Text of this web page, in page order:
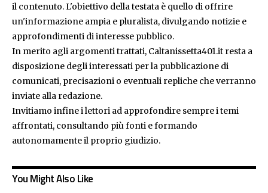
il contenuto. L'obiettivo della testata è quello di offrire
un'informazione ampia e pluralista, divulgando notizie e
approfondimenti di interesse pubblico.
In merito agli argomenti trattati, Caltanissetta401.it resta a
disposizione degli interessati per la pubblicazione di
comunicati, precisazioni o eventuali repliche che verranno
inviate alla redazione.
Invitiamo infine i lettori ad approfondire sempre i temi
affrontati, consultando più fonti e formando
autonomamente il proprio giudizio.
You Might Also Like